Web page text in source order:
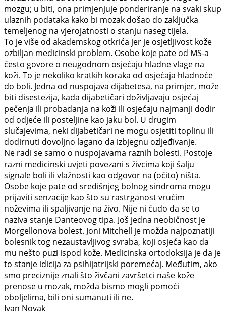
mozgu; u biti, ona primjenjuje ponderiranje na svaki skup
ulaznih podataka kako bi mozak došao do zaključka
temeljenog na vjerojatnosti o stanju naseg tijela.
To je više od akademskog otkrića jer je osjetljivost kože
ozbiljan medicinski problem. Osobe koje pate od MS-a
često govore o neugodnom osjećaju hladne vlage na
koži. To je nekoliko kratkih koraka od osjećaja hladnoće
do boli. Jedna od nuspojava dijabetesa, na primjer, može
biti disestezija, kada dijabetičari doživljavaju osjećaj
pečenja ili probadanja na koži ili osjećaju najmanji dodir
od odjeće ili posteljine kao jaku bol. U drugim
slučajevima, neki dijabetičari ne mogu osjetiti toplinu ili
dodirnuti dovoljno lagano da izbjegnu ozljeđivanje.
Ne radi se samo o nuspojavama raznih bolesti. Postoje
razni medicinski uvjeti povezani s živcima koji šalju
signale boli ili vlažnosti kao odgovor na (očito) ništa.
Osobe koje pate od središnjeg bolnog sindroma mogu
prijaviti senzacije kao što su rastrganost vrućim
noževima ili spaljivanje na živo. Nije ni čudo da se to
naziva stanje Danteovog tipa. Još jedna neobičnost je
Morgellonova bolest. Joni Mitchell je možda najpoznatiji
bolesnik tog nezaustavljivog svraba, koji osjeća kao da
mu nešto puzi ispod kože. Medicinska ortodoksija je da je
to stanje idicija za psihijatrijski poremećaj. Međutim, ako
smo preciznije znali što živčani završetci naše kože
prenose u mozak, možda bismo mogli pomoći
oboljelima, bili oni sumanuti ili ne.
Ivan Novak